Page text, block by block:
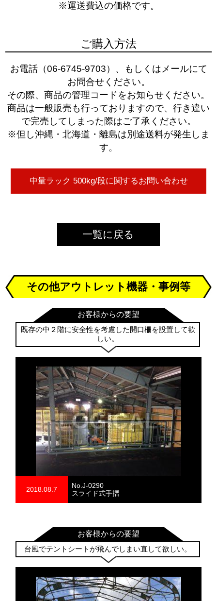
※運送費込の価格です。
ご購入方法
お電話（06-6745-9703）、もしくはメールにて
お問合せください。
その際、商品の管理コードをお知らせください。
商品は一般販売も行っておりますので、行き違い
で完売してしまった際はご了承ください。
※但し沖縄・北海道・離島は別途送料が発生しま
す。
一覧に戻る
その他アウトレット機器・事例等
お客様からの要望
既存の中２階に安全性を考慮した開口柵を設置して欲
しい。
2018.08.7
No.J-0290
スライド式手摺
お客様からの要望
台風でテントシートが飛んでしまい直して欲しい。